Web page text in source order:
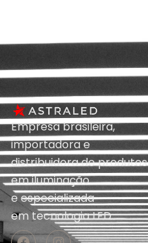
Empresa brasileira,
importadora e
distribuidora de produtos
em iluminação
eespecializada
emtecnologia LED.